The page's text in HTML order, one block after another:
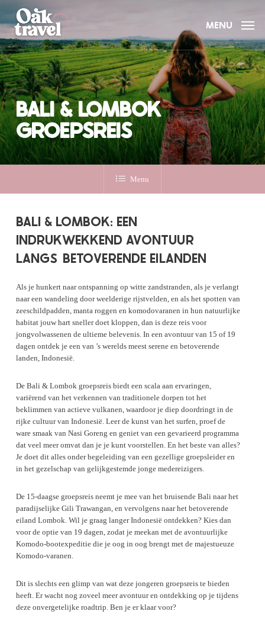
main
content
MENU
BALI & LOMBOK
GROEPSREIS
Menu
BALI & LOMBOK: EEN
INDRUKWEKKEND AVONTUUR
LANGS BETOVERENDE EILANDEN
Als je hunkert naar ontspanning op witte zandstranden, als je verlangt
naar een wandeling door weelderige rijstvelden, en als het spotten van
zeeschildpadden, manta roggen en komodovaranen in hun natuurlijke
habitat jouw hart sneller doet kloppen, dan is deze reis voor
jongvolwassenen de ultieme belevenis. In een avontuur van 15 of 19
dagen ontdek je een van ’s werelds meest serene en betoverende
landen, Indonesië.
De Bali & Lombok groepsreis biedt een scala aan ervaringen,
variërend van het verkennen van traditionele dorpen tot het
beklimmen van actieve vulkanen, waardoor je diep doordringt in de
rijke cultuur van Indonesië. Leer de kunst van het surfen, proef de
ware smaak van Nasi Goreng en geniet van een gevarieerd programma
dat veel meer omvat dan je je kunt voorstellen. En het beste van alles?
Je doet dit alles onder begeleiding van een gezellige groepsleider en
in het gezelschap van gelijkgestemde jonge medereizigers.
De 15-daagse groepsreis neemt je mee van het bruisende Bali naar het
paradijselijke Gili Trawangan, en vervolgens naar het betoverende
eiland Lombok. Wil je graag langer Indonesië ontdekken? Kies dan
voor de optie van 19 dagen, zodat je meekan met de avontuurlijke
Komodo-bootexpeditie die je oog in oog brengt met de majestueuze
Komodo-varanen.
Dit is slechts een glimp van wat deze jongeren groepsreis te bieden
heeft. Er wacht nog zoveel meer avontuur en ontdekking op je tijdens
deze onvergetelijke roadtrip. Ben je er klaar voor?